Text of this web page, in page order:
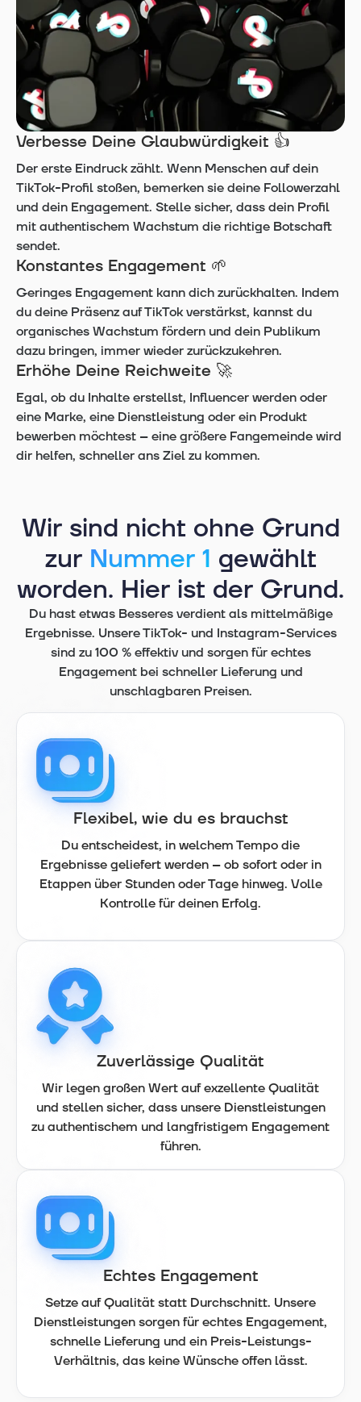
Verbesse Deine Glaubwürdigkeit 👍
Der erste Eindruck zählt. Wenn Menschen auf dein
TikTok-Profil stoßen, bemerken sie deine Followerzahl
und dein Engagement. Stelle sicher, dass dein Profil
mit authentischem Wachstum die richtige Botschaft
sendet.
Konstantes Engagement 🌱
Geringes Engagement kann dich zurückhalten. Indem
du deine Präsenz auf TikTok verstärkst, kannst du
organisches Wachstum fördern und dein Publikum
dazu bringen, immer wieder zurückzukehren.
Erhöhe Deine Reichweite 🚀
Egal, ob du Inhalte erstellst, Influencer werden oder
eine Marke, eine Dienstleistung oder ein Produkt
bewerben möchtest – eine größere Fangemeinde wird
dir helfen, schneller ans Ziel zu kommen.
Wir sind nicht ohne Grund
zur Nummer 1 gewählt
worden. Hier ist der Grund.
Du hast etwas Besseres verdient als mittelmäßige
Ergebnisse. Unsere TikTok- und Instagram-Services
sind zu 100 % effektiv und sorgen für echtes
Engagement bei schneller Lieferung und
unschlagbaren Preisen.
Flexibel, wie du es brauchst
Du entscheidest, in welchem Tempo die
Ergebnisse geliefert werden – ob sofort oder in
Etappen über Stunden oder Tage hinweg. Volle
Kontrolle für deinen Erfolg.
Zuverlässige Qualität
Wir legen großen Wert auf exzellente Qualität
und stellen sicher, dass unsere Dienstleistungen
zu authentischem und langfristigem Engagement
führen.
Echtes Engagement
Setze auf Qualität statt Durchschnitt. Unsere
Dienstleistungen sorgen für echtes Engagement,
schnelle Lieferung und ein Preis-Leistungs-
Verhältnis, das keine Wünsche offen lässt.